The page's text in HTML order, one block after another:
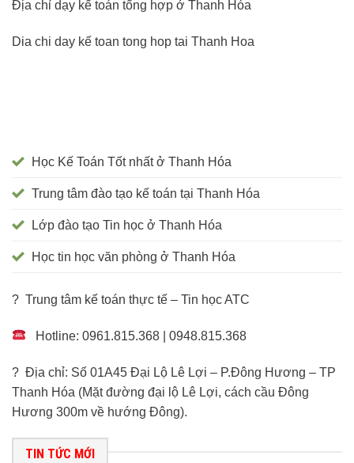
Địa chỉ dạy kế toán tổng hợp ở Thanh Hóa
Dia chi day kế toan tong hop tai Thanh Hoa
Học Kế Toán Tốt nhất ở Thanh Hóa
Trung tâm đào tạo kế toán tại Thanh Hóa
Lớp đào tạo Tin học ở Thanh Hóa
Học tin học văn phòng ở Thanh Hóa
? Trung tâm kế toán thực tế – Tin học ATC
Hotline: 0961.815.368 | 0948.815.368
? Địa chỉ: Số 01A45 Đại Lộ Lê Lợi – P.Đông Hương – TP
Thanh Hóa (Mặt đường đại lộ Lê Lợi, cách cầu Đông
Hương 300m về hướng Đông).
TIN TỨC MỚI